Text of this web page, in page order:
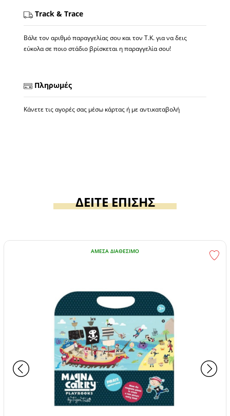
Track & Trace
Βάλε τον αριθμό παραγγελίας σου και τον Τ.Κ. για να δεις
εύκολα σε ποιο στάδιο βρίσκεται η παραγγελία σου!
Πληρωμές
Κάνετε τις αγορές σας μέσω κάρτας ή με αντικαταβολή
ΔΕΙΤΕ ΕΠΙΣΗΣ
ΆΜΕΣΑ ΔΙΑΘΈΣΙΜΟ